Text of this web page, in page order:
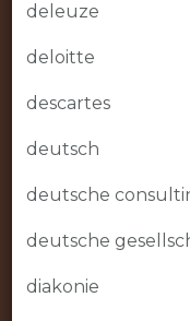
deleuze
deloitte
descartes
deutsch
deutsche
deutsche
diakonie